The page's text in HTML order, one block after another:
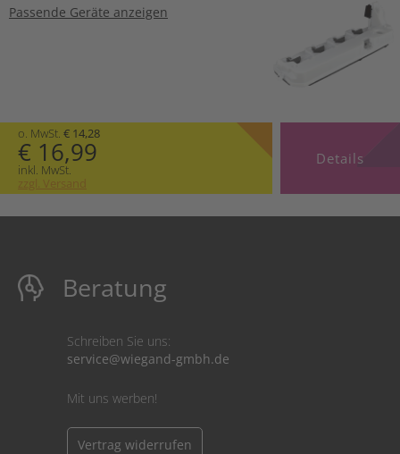
Passende Geräte anzeigen
o. MwSt. € 14,28
€ 16,99
inkl. MwSt.
zzgl. Versand
Details
Beratung
Schreiben Sie uns:
service@wiegand-gmbh.de
Mit uns werben!
Vertrag widerrufen